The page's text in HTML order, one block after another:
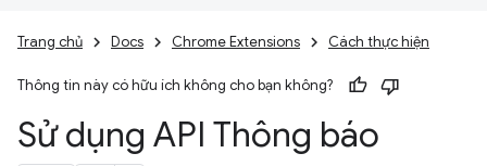
Trang chủ Docs Chrome Extensions Cách thực hiện
Thông tin này có hữu ích không cho bạn không?
Sử dụng API Thông báo